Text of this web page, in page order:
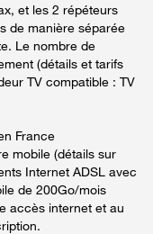
et les 2 répéteurs
de manière séparée
Le nombre de
(détails et tarifs
TV compatible : TV
France
mobile (détails sur
Internet ADSL avec
de 200Go/mois
accès internet et au